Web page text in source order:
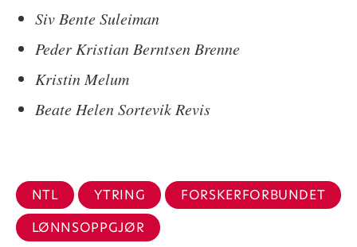
Siv Bente Suleiman
Peder Kristian Berntsen Brenne
Kristin Melum
Beate Helen Sortevik Revis
NTL YTRING
FORSKERFORBUNDET
LØNNSOPPGJØR